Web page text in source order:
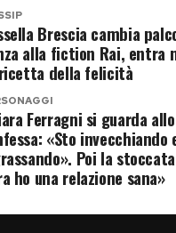
Brescia cambia
alla fiction Rai, entra
della felicità
Ferragni si guarda
«Sto invecchiando
Poi la
ho una relazione sana»